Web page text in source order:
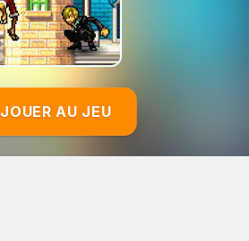
JOUER AU JEU